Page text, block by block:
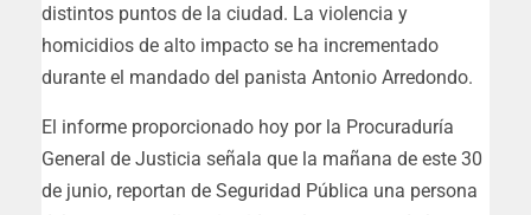
distintos puntos de la ciudad. La violencia y
homicidios de alto impacto se ha incrementado
durante el mandado del panista Antonio Arredondo.
El informe proporcionado hoy por la Procuraduría
General de Justicia señala que la mañana de este 30
de junio, reportan de Seguridad Pública una persona